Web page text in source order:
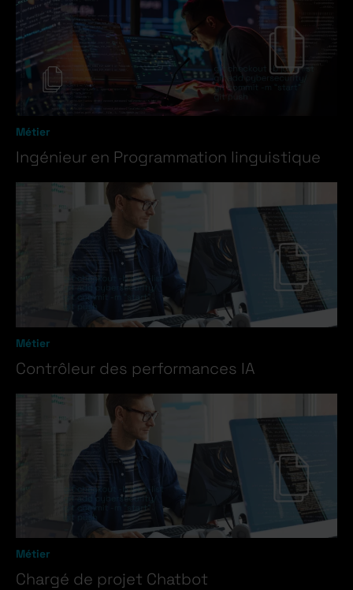
Métier
Ingénieur en Programmation linguistique
Métier
Contrôleur des performances IA
Métier
Chargé de projet Chatbot